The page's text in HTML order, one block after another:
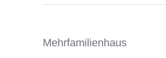
Mehrfamilienhaus